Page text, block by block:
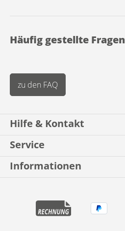
Häufig gestellte Fragen
zu den FAQ
Hilfe & Kontakt
Service
Informationen